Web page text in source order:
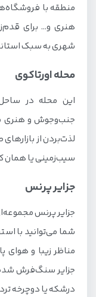
منطقه با
هنری و… برای
شهری به سبک
محله اورتاکوی
این محله در
جنب‌وجوش و هنری
لذت‌بردن از
سیب‌زمینی یا همان
جزایر پرنس
شما می‌توانید با
مناظر زیبا و هوای
جزایر سنگ‌فرش
درشکه یا دوچرخه